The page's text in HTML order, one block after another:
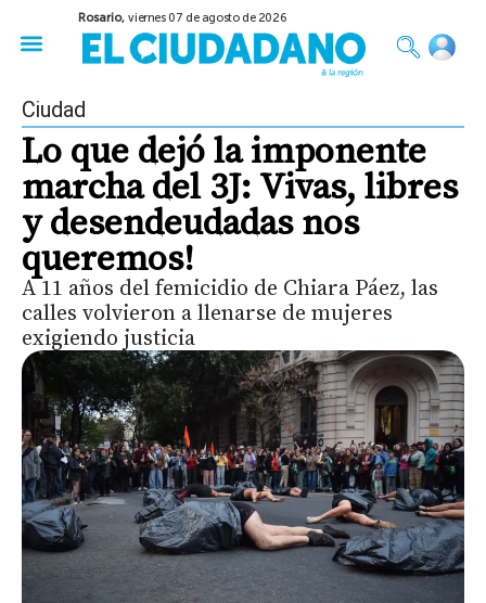
Rosario,viernes 07 de agosto de 2026
Ciudad
Lo que dejó la imponente
marcha del 3J: Vivas, libres
y desendeudadas nos
queremos!
A 11 años del femicidio de Chiara Páez, las
calles volvieron a llenarse de mujeres
exigiendo justicia